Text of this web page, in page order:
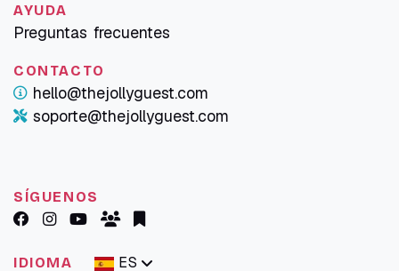
AYUDA
Preguntas frecuentes
CONTACTO
hello@thejollyguest.com
soporte@thejollyguest.com
SÍGUENOS
IDIOMA ES